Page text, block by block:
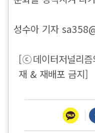
성수아 기자
[ⓒ데이터저널리즘
재 & 재배포 금지]